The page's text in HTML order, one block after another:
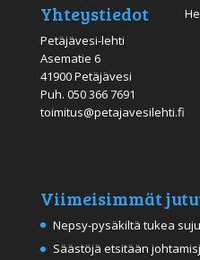
Yhteystiedot
Petäjävesi-lehti
Asematie 6
41900 Petäjävesi
Puh. 050 366 7691
toimitus@petajavesilehti.fi
Viimeisimmät
Nepsy-pysäkiltä tukea
Säästöjä etsitään